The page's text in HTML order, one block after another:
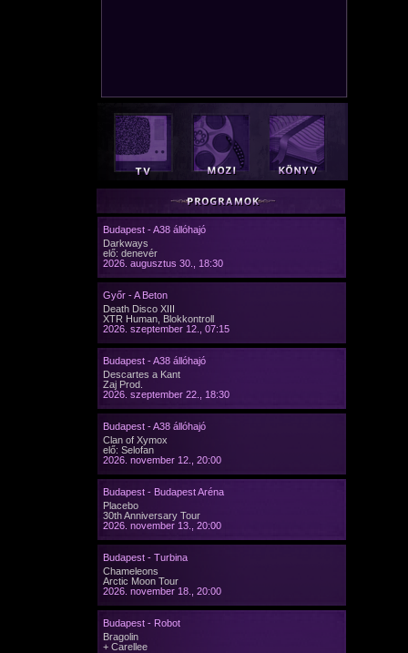
Budapest - A38 állóhajó
Darkways
elő: denevér
2026. augusztus 30., 18:30
Győr - A Beton
Death Disco XIII
XTR Human, Blokkontroll
2026. szeptember 12., 07:15
Budapest - A38 állóhajó
Descartes a Kant
Zaj Prod.
2026. szeptember 22., 18:30
Budapest - A38 állóhajó
Clan of Xymox
elő: Selofan
2026. november 12., 20:00
Budapest - Budapest Aréna
Placebo
30th Anniversary Tour
2026. november 13., 20:00
Budapest - Turbina
Chameleons
Arctic Moon Tour
2026. november 18., 20:00
Budapest - Robot
Bragolin
+ Carellee